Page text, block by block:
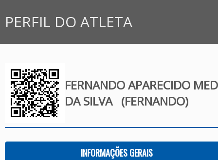
PERFIL DO ATLETA
FERNANDO APARECIDO
DA SILVA (FERNANDO)
INFORMAÇÕES GERAIS